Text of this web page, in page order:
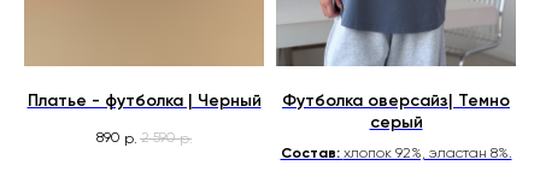
Платье - футболка | Черный
890 р. 2 590 р.
Футболка оверсайз| Темно
серый
Состав: хлопок 92%, эластан 8%.